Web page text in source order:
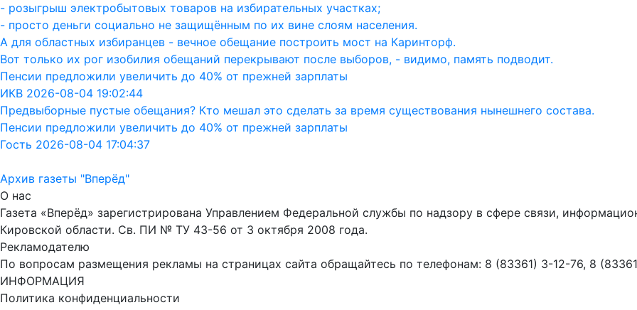
- розыгрыш электробытовых товаров на избирательных участках;
- просто деньги социально не защищённым по их вине слоям населения.
А для областных избиранцев - вечное обещание построить мост на Каринторф.
Вот только их рог изобилия обещаний перекрывают после выборов, - видимо, память подводит.
Пенсии предложили увеличить до 40% от прежней зарплаты
ИКВ 2026-08-04 19:02:44
Предвыборные пустые обещания? Кто мешал это сделать за время существования нынешнего состава.
Пенсии предложили увеличить до 40% от прежней зарплаты
Гость 2026-08-04 17:04:37
Архив газеты "Вперёд"
О нас
Газета «Вперёд» зарегистрирована Управлением Федеральной службы по надзору в сфере связи,
Кировской области. Св. ПИ № ТУ 43-56 от 3 октября 2008 года.
Рекламодателю
По вопросам размещения рекламы на страницах сайта обращайтесь по телефонам: 8 (83361) 3-12-76, 8
ИНФОРМАЦИЯ
Политика конфиденциальности